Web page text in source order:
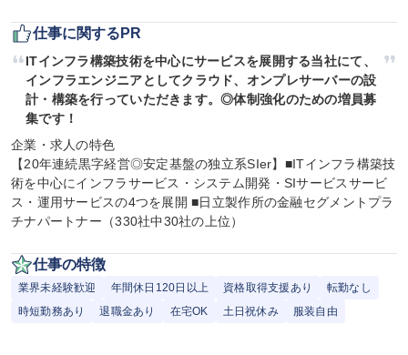
仕事に関するPR
ITインフラ構築技術を中心にサービスを展開する当社にて、
インフラエンジニアとしてクラウド、オンプレサーバーの設
計・構築を行っていただきます。◎体制強化のための増員募
集です！
企業・求人の特色
【20年連続黒字経営◎安定基盤の独立系SIer】■ITインフラ構築技
術を中心にインフラサービス・システム開発・SIサービスサービ
ス・運用サービスの4つを展開 ■日立製作所の金融セグメントプラ
チナパートナー（330社中30社の上位）
仕事の特徴
業界未経験歓迎 年間休日120日以上 資格取得支援あり
転勤なし
時短勤務あり
退職金あり 在宅OK 土日祝休み 服装自由